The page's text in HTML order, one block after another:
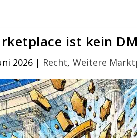
ist kein
2026 | Recht,Weitere